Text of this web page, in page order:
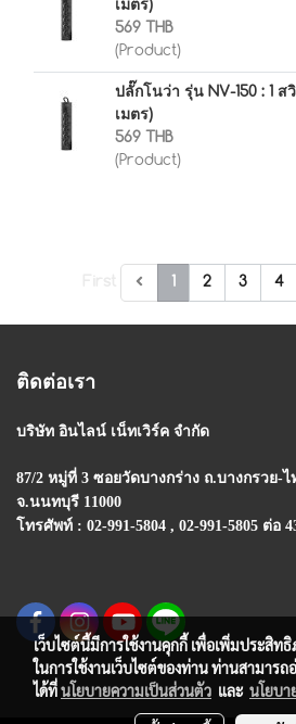
เมตร)
569 THB
(Product)
ปลั๊กโนว่า รุ่น NV-150 : 1 ส
เมตร)
569 THB
(Product)
2 3 4
ติดต่อเรา
บริษัท อินไลน์ เน็ทเวิร์ค จำกัด
87/2 หมู่ที่ 3 ซอยวัดบางกร่าง ถ.บางกรวย-
จ.นนทบุรี 11000
โทรศัพท์ : 02-991-5804 , 02-991-5805 ต่อ
เว็บไซต์นี้มีการใช้งานคุกกี้ เพื่อเพิ่มประสิ
ในการใช้งานเว็บไซต์ของท่าน ท่านสามารถ
ได้ที่นโยบายความเป็นส่วนตัว และ นโยบา